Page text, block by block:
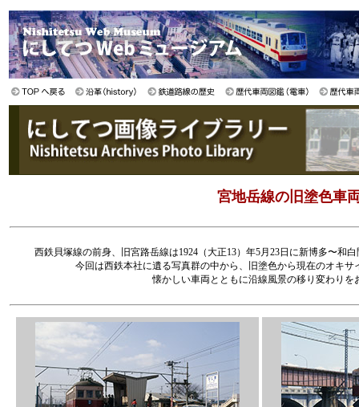
宮地岳線の旧塗色車
西鉄貝塚線の前身、旧宮路岳線は1924（大正13）年5月23日に新博多〜和
今回は西鉄本社に遺る写真群の中から、旧塗色から現在のオキ
懐かしい車両とともに沿線風景の移り変わりを